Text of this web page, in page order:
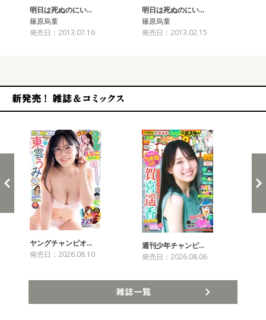
明日は死ぬのにい…
篠原烏童
発売日：2013.07.16
明日は死ぬのにい…
篠原烏童
発売日：2013.02.15
ヤングチャンピオ…
発売日：2026.08.10
週刊少年チャンピ…
発売日：2026.08.06